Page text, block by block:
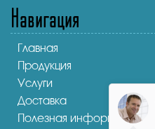
Навигация
Главная
Продукция
Услуги
Доставка
Полезная информация